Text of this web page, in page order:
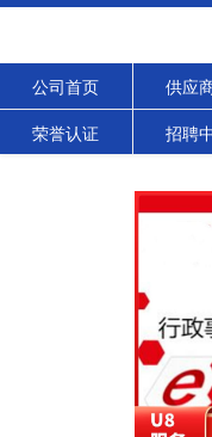
公司首页 供应
荣誉认证 招聘